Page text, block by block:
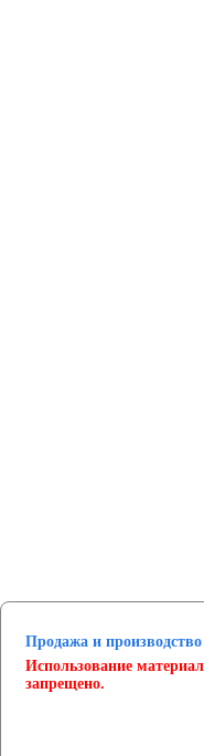
Продажа и
Использование
запрещено.